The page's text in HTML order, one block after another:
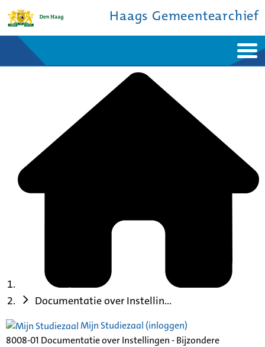
Haags Gemeentearchief
Bronnen en collecties
Documentatie over Instellin...
Mijn Studiezaal (inloggen)
8008-01 Documentatie over Instellingen - Bijzondere